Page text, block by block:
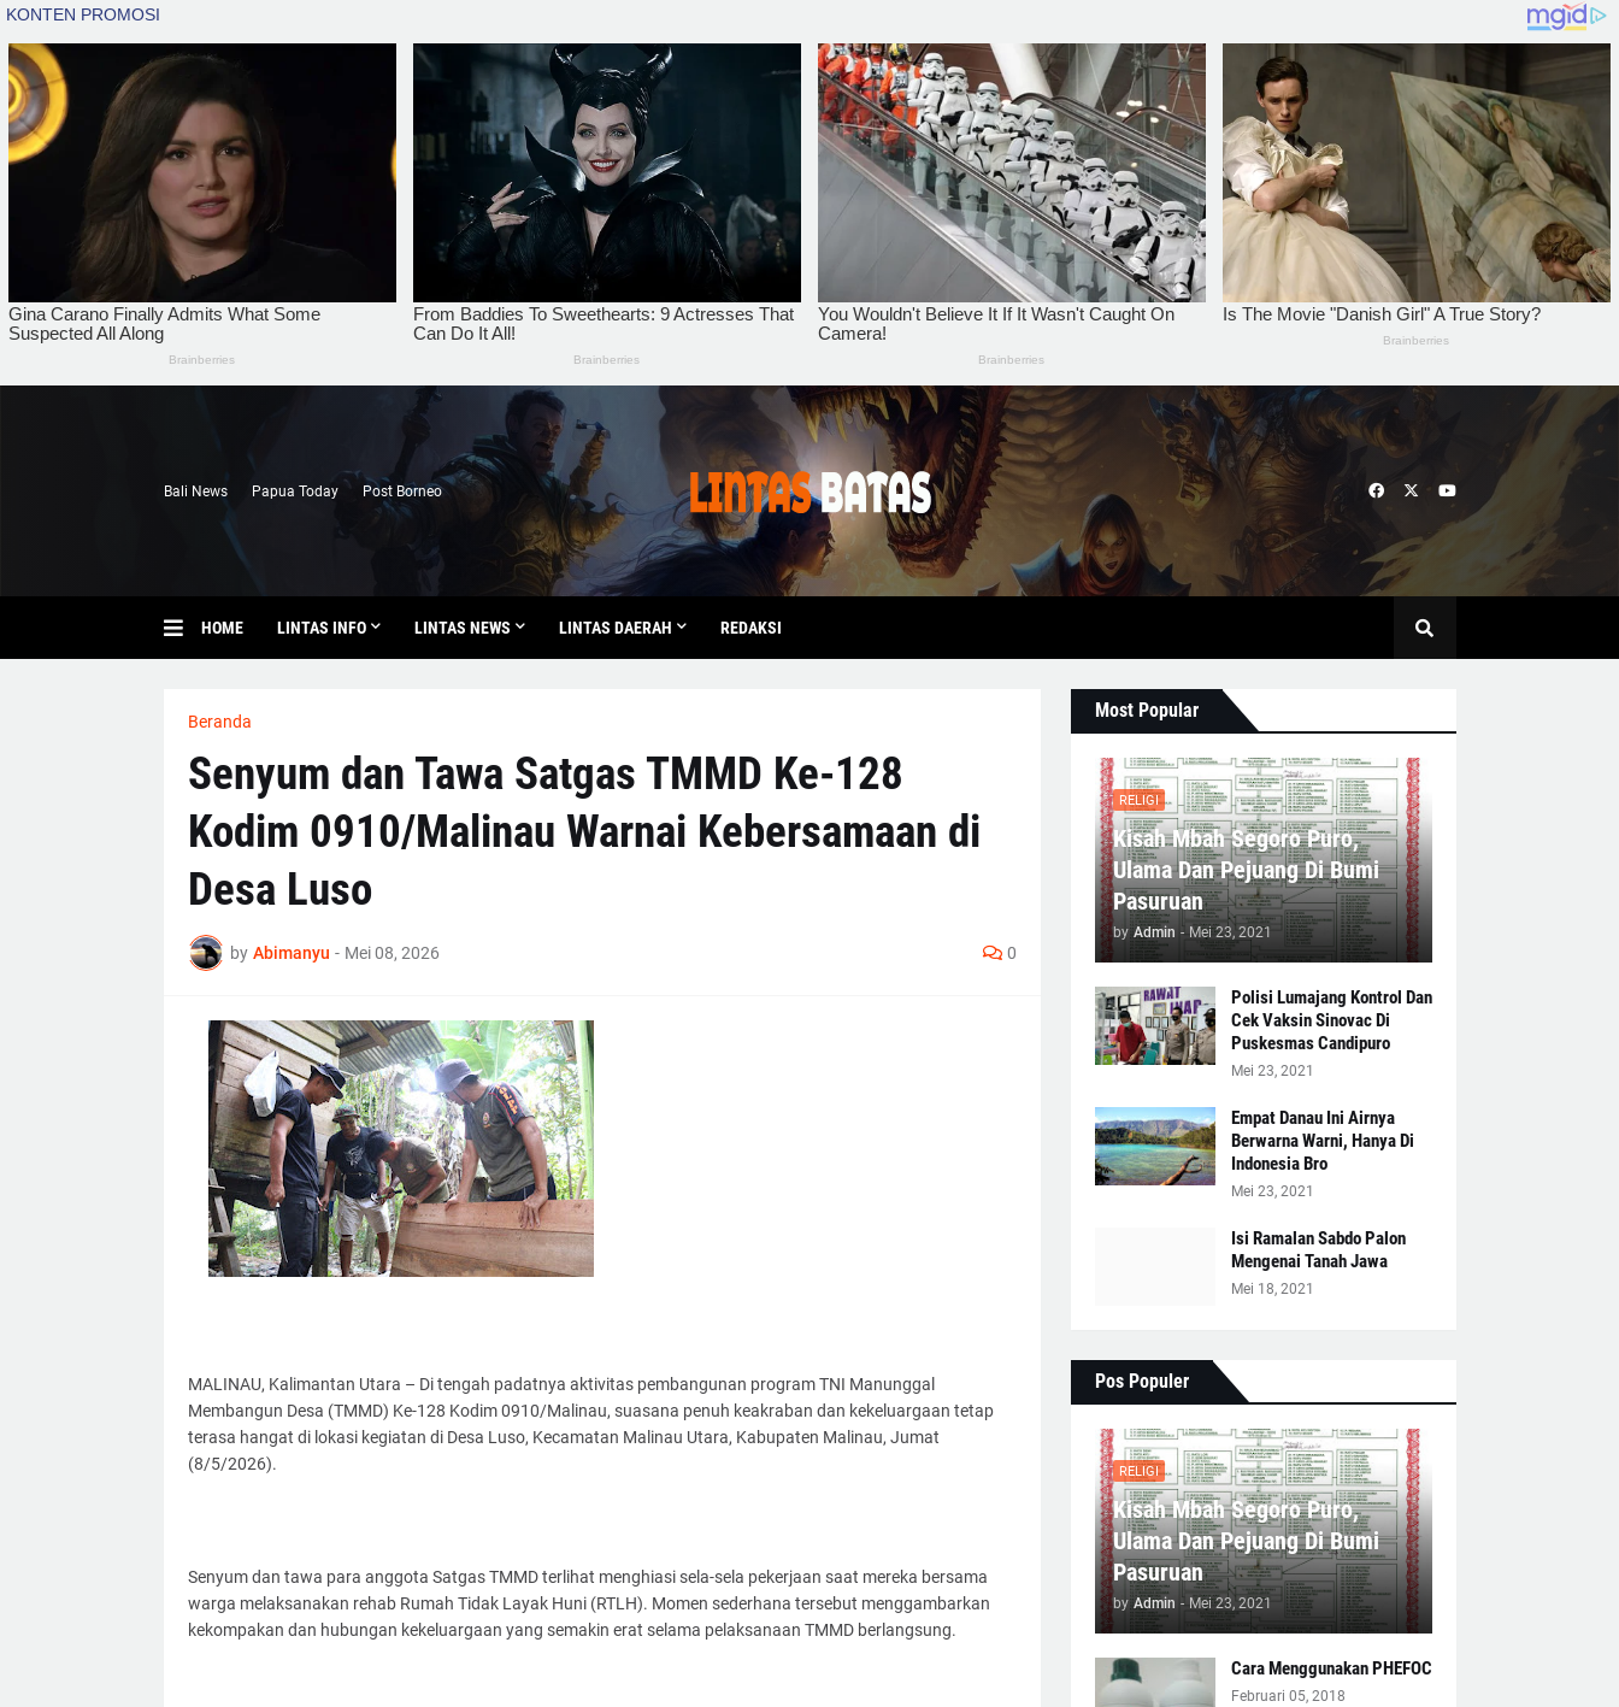
Bali News Papua Today Post Borneo
HOME LINTAS INFO LINTAS NEWS LINTAS DAERAH REDAKSI
Beranda
Senyum dan Tawa Satgas TMMD Ke-128
Kodim 0910/Malinau Warnai Kebersamaan di
Desa Luso
by Abimanyu - Mei 08, 2026 0
MALINAU, Kalimantan Utara – Di tengah padatnya aktivitas pembangunan program TNI Manunggal
Membangun Desa (TMMD) Ke-128 Kodim 0910/Malinau, suasana penuh keakraban dan kekeluargaan tetap
terasa hangat di lokasi kegiatan di Desa Luso, Kecamatan Malinau Utara, Kabupaten Malinau, Jumat
(8/5/2026).
Senyum dan tawa para anggota Satgas TMMD terlihat menghiasi sela-sela pekerjaan saat mereka bersama
warga melaksanakan rehab Rumah Tidak Layak Huni (RTLH). Momen sederhana tersebut menggambarkan
kekompakan dan hubungan kekeluargaan yang semakin erat selama pelaksanaan TMMD berlangsung.
Most Popular
RELIGI
Kisah Mbah Segoro Puro,
Ulama Dan Pejuang Di Bumi
Pasuruan
by Admin - Mei 23, 2021
Polisi Lumajang Kontrol Dan
Cek Vaksin Sinovac Di
Puskesmas Candipuro
Mei 23, 2021
Empat Danau Ini Airnya
Berwarna Warni, Hanya Di
Indonesia Bro
Mei 23, 2021
Isi Ramalan Sabdo Palon
Mengenai Tanah Jawa
Mei 18, 2021
Pos Populer
RELIGI
Kisah Mbah Segoro Puro,
Ulama Dan Pejuang Di Bumi
Pasuruan
by Admin - Mei 23, 2021
Cara Menggunakan PHEFOC
Februari 05, 2018